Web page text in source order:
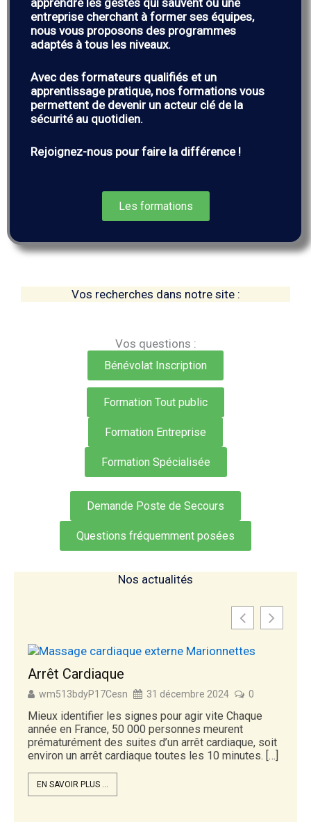
entreprise cherchant à former ses équipes,
nous vous proposons des programmes
adaptés à tous les niveaux.
Avec des formateurs qualifiés et un
apprentissage pratique, nos formations vous
permettent de devenir un acteur clé de la
sécurité au quotidien.
Rejoignez-nous pour faire la différence !
Les formations
Vos recherches dans notre site :
Vos questions :
Bénévolat Inscription
Formation Tout public
Formation Entreprise
Formation Spécialisée
Demande Poste de Secours
Questions fréquemment posées
Nos actualités
Arrêt Cardiaque
wm513bdyP17Cesn 31 décembre 2024 0
Mieux identifier les signes pour agir vite Chaque
année en France, 50 000 personnes meurent
prématurément des suites d’un arrêt cardiaque, soit
environ un arrêt cardiaque toutes les 10 minutes. […]
EN SAVOIR PLUS ...